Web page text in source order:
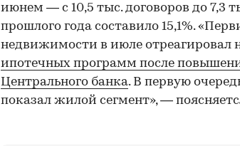
июнем — с 10,5 тыс. договоров до 7,3
прошлого года составило 15,1%.
недвижимости в июле отреагировал
ипотечных программ после
Центрального банка. В первую
показал жилой сегмент», —